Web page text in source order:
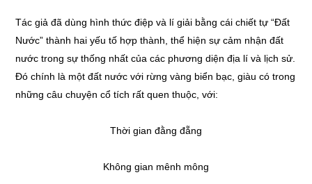
Tác giả đã dùng hình thức điệp và lí giải bằng cái chiết tự “Đất
Nước” thành hai yếu tố hợp thành, thể hiện sự cảm nhận đất
nước trong sự thống nhất của các phương diện địa lí và lịch sử.
Đó chính là một đất nước với rừng vàng biển bạc, giàu có trong
những câu chuyện cổ tích rất quen thuộc, với:
Thời gian đằng đẵng
Không gian mênh mông